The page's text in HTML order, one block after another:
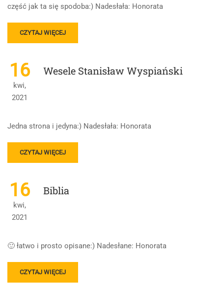
ŚWIATA”
część jak ta się spodoba:) Nadesłała: Honorata
READ
MORE
ROMANTYZM
CZYTAJ WIĘCEJ
16
kwi,
2021
Wesele Stanisław Wyspiański
Jedna strona i jedyna:) Nadesłała: Honorata
READ
MORE
WESELE
STANISŁAW
WYSPIAŃSKI
CZYTAJ WIĘCEJ
16
kwi,
2021
Biblia
🙂 łatwo i prosto opisane:) Nadesłane: Honorata
READ
MORE
CZYTAJ WIĘCEJ